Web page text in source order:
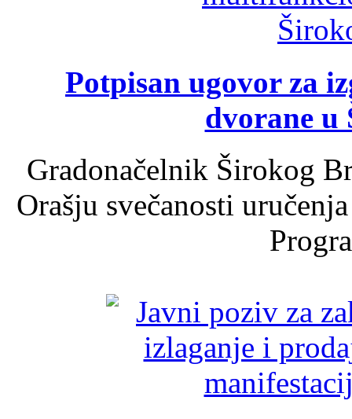
Potpisan ugovor za
dvorane u
Gradonačelnik Širokog
Orašju svečanosti